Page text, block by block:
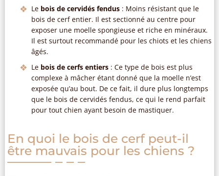
Le bois de cervidés fendus : Moins résistant que le
bois de cerf entier. Il est sectionné au centre pour
exposer une moelle spongieuse et riche en minéraux.
Il est surtout recommandé pour les chiots et les chiens
âgés.
Le bois de cerfs entiers : Ce type de bois est plus
complexe à mâcher étant donné que la moelle n’est
exposée qu’au bout. De ce fait, il dure plus longtemps
que le bois de cervidés fendus, ce qui le rend parfait
pour tout chien ayant besoin de mastiquer.
En quoi le bois de cerf peut-il
être mauvais pour les chiens ?